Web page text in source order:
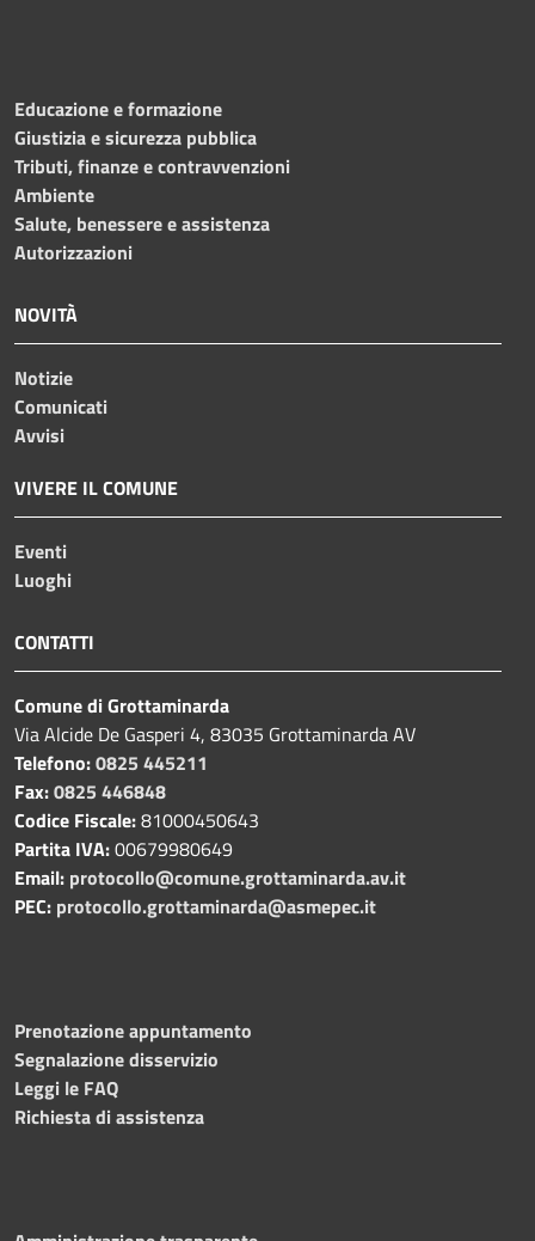
Educazione e formazione
Giustizia e sicurezza pubblica
Tributi, finanze e contravvenzioni
Ambiente
Salute, benessere e assistenza
Autorizzazioni
NOVITÀ
Notizie
Comunicati
Avvisi
VIVERE IL COMUNE
Eventi
Luoghi
CONTATTI
Comune di Grottaminarda
Via Alcide De Gasperi 4, 83035 Grottaminarda AV
Telefono:0825 445211
Fax:0825 446848
Codice Fiscale:81000450643
Partita IVA:00679980649
Email: protocollo@comune.grottaminarda.av.it
PEC: protocollo.grottaminarda@asmepec.it
Prenotazione appuntamento
Segnalazione disservizio
Leggi le FAQ
Richiesta di assistenza